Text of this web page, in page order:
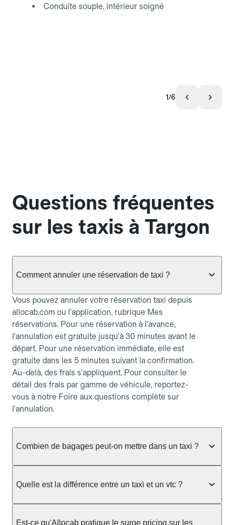
Conduite souple, intérieur soigné
1/6
Questions fréquentes
sur les taxis à Targon
Comment annuler une réservation de taxi ?
Vous pouvez annuler votre réservation taxi depuis
allocab.com ou l'application, rubrique Mes
réservations. Pour une réservation à l'avance,
l'annulation est gratuite jusqu'à 30 minutes avant le
départ. Pour une réservation immédiate, elle est
gratuite dans les 5 minutes suivant la confirmation.
Au-delà, des frais s'appliquent. Pour consulter le
détail des frais par gamme de véhicule, reportez-
vous à notre Foire aux questions complète sur
l'annulation.
Combien de bagages peut-on mettre dans un taxi ?
taxi berline accueille en général jusqu'à 3 bagages
ou nombreux, précisez-le dans le champ "Message
au chauffeur" lors de la réservation. Le prix n'est
Quelle est la différence entre un taxi et un vtc ?
prendre en charge directement dans la rue, à une
Est-ce qu'Allocab pratique le surge pricing sur les